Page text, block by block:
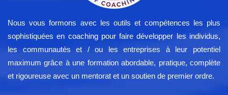
Nous vous formons avec les outils et compétences les plus
sophistiquées en coaching pour faire développer les individus,
les communautés et / ou les entreprises à leur potentiel
maximum grâce à une formation abordable, pratique, complète
et rigoureuse avec un mentorat et un soutien de premier ordre.